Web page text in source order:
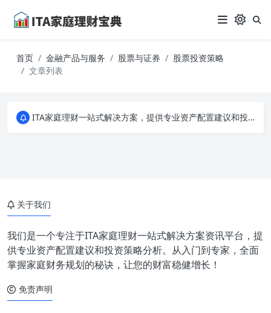
首页 金融产品与服务 股票与证券
股票投资策略
文章列表
ITA家庭理财一站式解决方案，提供专业资产配置建议和投资策略分析。从入门到专家，全面掌握家庭财务规划的秘诀，让您的财富稳健增长！
关于我们
我们是一个专注于ITA家庭理财一站式解决方案资讯平台，提
供专业资产配置建议和投资策略分析。从入门到专家，全面
掌握家庭财务规划的秘诀，让您的财富稳健增长！
免责声明